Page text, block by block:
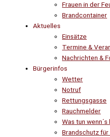
Frauen in der
Brandcontainer
Aktuelles
Einsätze
Termine &
Nachrichten &
Bürgerinfos
Wetter
Notruf
Rettungsgasse
Rauchmelder
Was tun wenn´s
Brandschutz für